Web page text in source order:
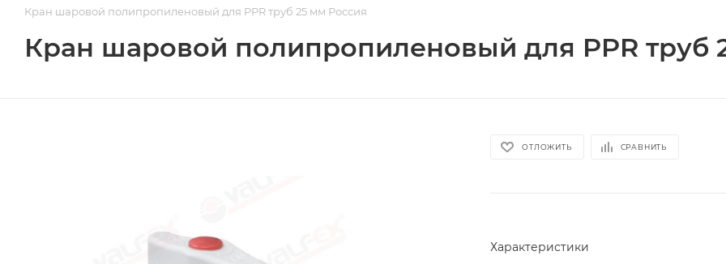
Кран шаровой полипропиленовый для PPR труб 25 мм Россия
Кран шаровой полипропиленовый для PPR труб
ОТЛОЖИТЬ СРАВНИТЬ
Характеристики